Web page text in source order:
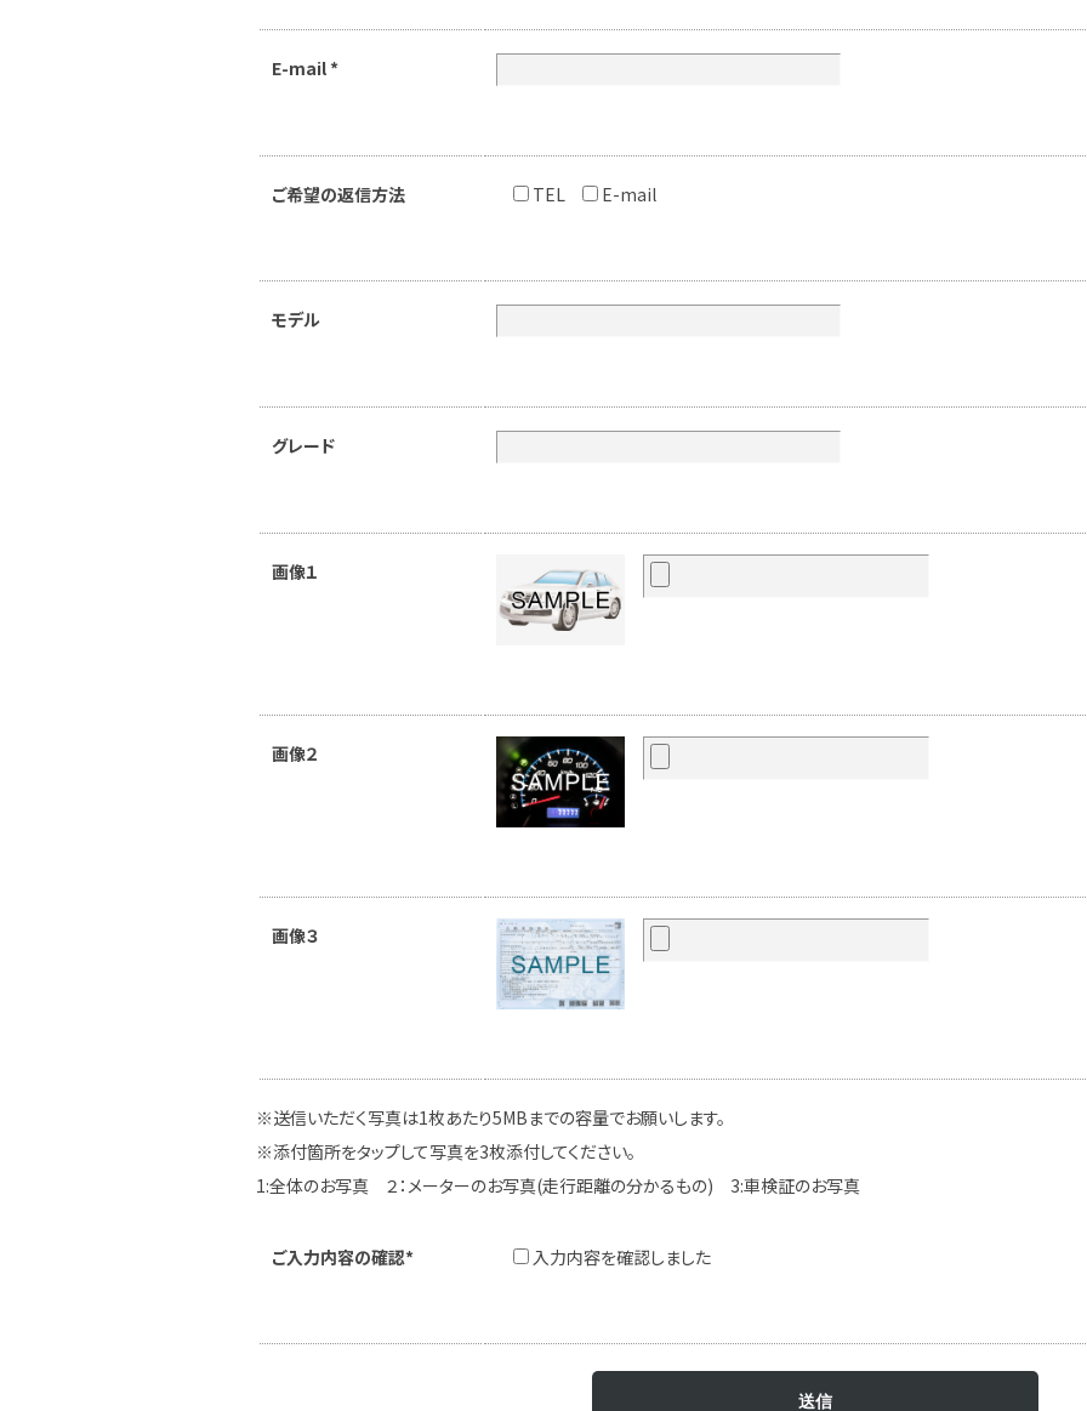
E-mail *
ご希望の返信方法 TEL E-mail
モデル
グレード
画像１
画像２
画像３
※送信いただく写真は1枚あたり5MBまでの容量でお願いします。
※添付箇所をタップして写真を3枚添付してください。
1:全体のお写真 ２：メーターのお写真(走行距離の分かるもの) 3:車検証のお写真
ご入力内容の確認* 入力内容を確認しました